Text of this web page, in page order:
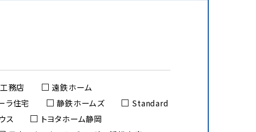
務店
遠鉄ホーム
ラ住宅 静鉄ホームズ
Standard
ス
トヨタホーム静岡